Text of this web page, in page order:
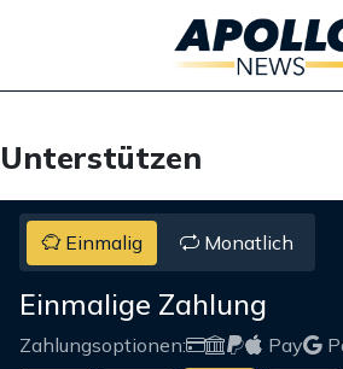
Unterstützen
Einmalig Monatlich
Einmalige Zahlung
Zahlungsoptionen: Pay